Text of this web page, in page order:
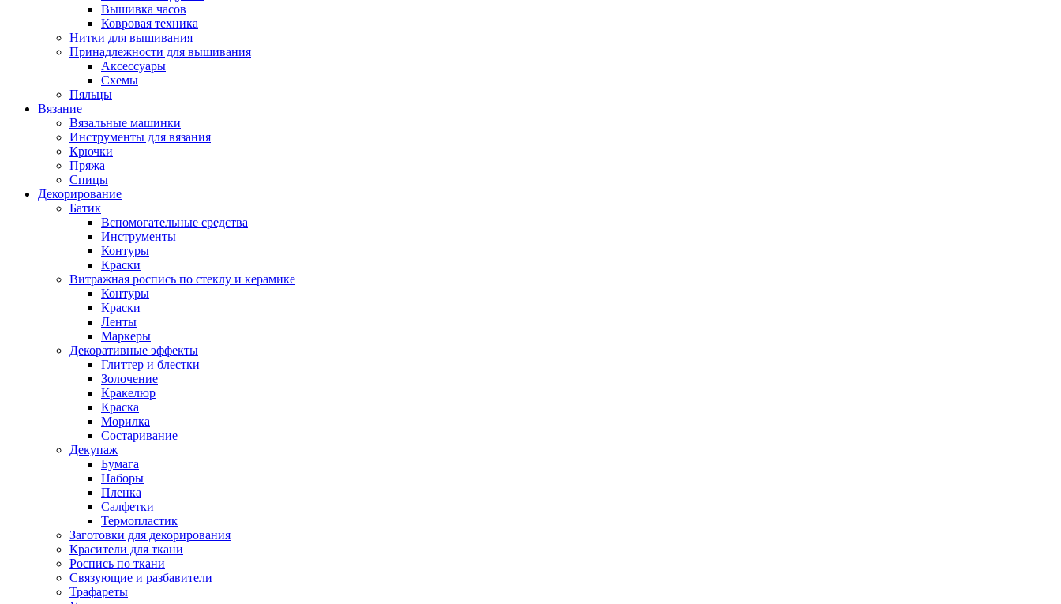
Вышивка часов
Ковровая техника
Нитки для вышивания
Принадлежности для вышивания
Аксессуары
Схемы
Пяльцы
Вязание
Вязальные машинки
Инструменты для вязания
Крючки
Пряжа
Спицы
Декорирование
Батик
Вспомогательные средства
Инструменты
Контуры
Краски
Витражная роспись по стеклу и керамике
Контуры
Краски
Ленты
Маркеры
Декоративные эффекты
Глиттер и блестки
Золочение
Кракелюр
Краска
Морилка
Состаривание
Декупаж
Бумага
Наборы
Пленка
Салфетки
Термопластик
Заготовки для декорирования
Красители для ткани
Роспись по ткани
Связующие и разбавители
Трафареты